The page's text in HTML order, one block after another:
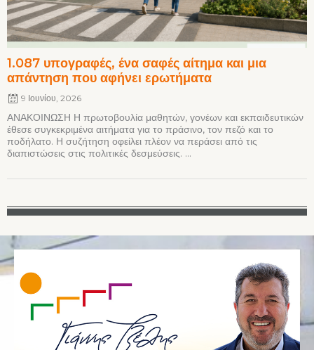
1.087 υπογραφές, ένα σαφές αίτημα και μια
απάντηση που αφήνει ερωτήματα
9 Ιουνίου, 2026
ΑΝΑΚΟΙΝΩΣΗ Η πρωτοβουλία μαθητών, γονέων και εκπαιδευτικών
έθεσε συγκεκριμένα αιτήματα για το πράσινο, τον πεζό και το
ποδήλατο. Η συζήτηση οφείλει πλέον να περάσει από τις
διαπιστώσεις στις πολιτικές δεσμεύσεις. ...